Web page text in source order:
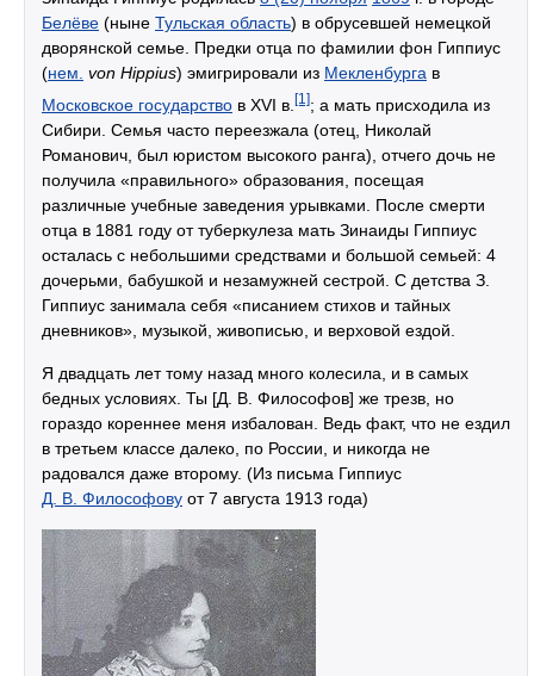
Белёве (ныне Тульская область) в обрусевшей немецкой
дворянской семье. Предки отца по фамилии фон Гиппиус
(нем. von Hippius) эмигрировали из Мекленбурга в
Московское государство в XVI в. [1]; а мать присходила из
Сибири. Семья часто переезжала (отец, Николай
Романович, был юристом высокого ранга), отчего дочь не
получила «правильного» образования, посещая
различные учебные заведения урывками. После смерти
отца в 1881 году от туберкулеза мать Зинаиды Гиппиус
осталась с небольшими средствами и большой семьей: 4
дочерьми, бабушкой и незамужней сестрой. С детства З.
Гиппиус занимала себя «писанием стихов и тайных
дневников», музыкой, живописью, и верховой ездой.
Я двадцать лет тому назад много колесила, и в самых
бедных условиях. Ты [Д. В. Философов] же трезв, но
гораздо кореннее меня избалован. Ведь факт, что не ездил
в третьем классе далеко, по России, и никогда не
радовался даже второму. (Из письма Гиппиус
Д. В. Философову от 7 августа 1913 года)